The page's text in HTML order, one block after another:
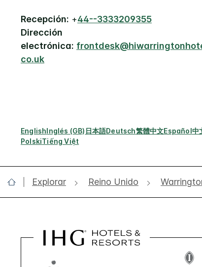
Recepción: +44--3333209355
Dirección
electrónica:
co.uk
EnglishInglés (GB) 日本語Deutsch繁體中文Español中
PolskiTiếng Việt
Explorar Reino Unido